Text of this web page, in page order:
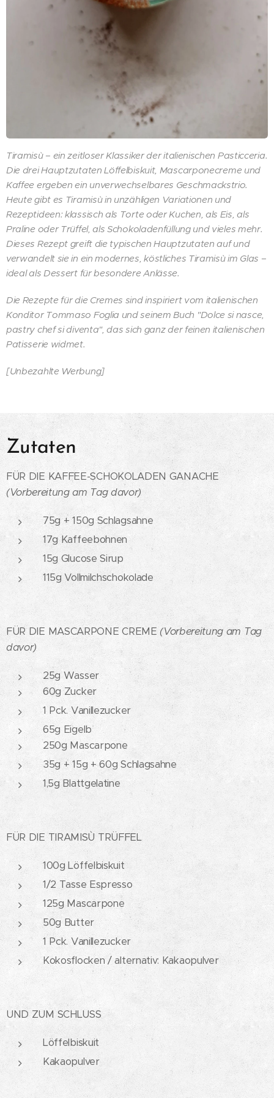
Tiramisù – ein zeitloser Klassiker der italienischen Pasticceria.
Die drei Hauptzutaten Löffelbiskuit, Mascarponecreme und
Kaffee ergeben ein unverwechselbares Geschmackstrio.
Heute gibt es Tiramisù in unzähligen Variationen und
Rezeptideen: klassisch als Torte oder Kuchen, als Eis, als
Praline oder Trüffel, als Schokoladenfüllung und vieles mehr.
Dieses Rezept greift die typischen Hauptzutaten auf und
verwandelt sie in ein modernes, köstliches Tiramisù im Glas –
ideal als Dessert für besondere Anlässe.
Die Rezepte für die Cremes sind inspiriert vom italienischen
Konditor Tommaso Foglia und seinem Buch "Dolce si nasce,
pastry chef si diventa", das sich ganz der feinen italienischen
Patisserie widmet.
[Unbezahlte Werbung]
Zutaten
FÜR DIE KAFFEE-SCHOKOLADEN GANACHE
(Vorbereitung am Tag davor)
75g + 150g Schlagsahne
17g Kaffeebohnen
15g Glucose Sirup
115g Vollmilchschokolade
FÜR DIE MASCARPONE CREME (Vorbereitung am Tag
davor)
25g Wasser
60g Zucker
1 Pck. Vanillezucker
65g Eigelb
250g Mascarpone
35g + 15g + 60g Schlagsahne
1,5g Blattgelatine
FÜR DIE TIRAMISÙ TRÜFFEL
100g Löffelbiskuit
1/2 Tasse Espresso
125g Mascarpone
50g Butter
1 Pck. Vanillezucker
Kokosflocken / alternativ: Kakaopulver
UND ZUM SCHLUSS
Löffelbiskuit
Kakaopulver